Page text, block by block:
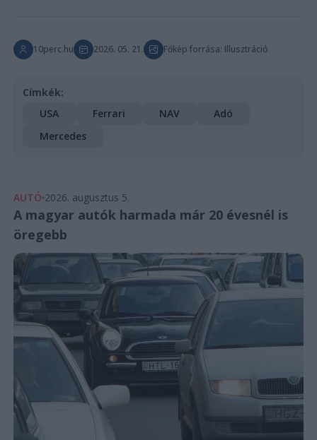
10perc.hu 2026. 05. 21. Főkép forrása: Illusztráció
Címkék:
USA
Ferrari NAV
Adó
Mercedes
AUTÓ 2026. augusztus 5.
A magyar autók harmada már 20 évesnél is
öregebb